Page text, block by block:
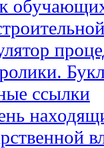
ссылки